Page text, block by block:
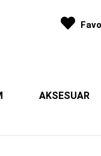
AKSESUAR